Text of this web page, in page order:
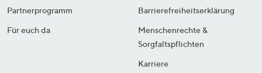
Partnerprogramm
Für euch da
Barrierefreiheitserklärung
Menschenrechte &
Sorgfaltspflichten
Karriere